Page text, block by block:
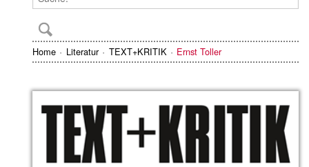
Home Literatur TEXT+KRITIK Ernst Toller